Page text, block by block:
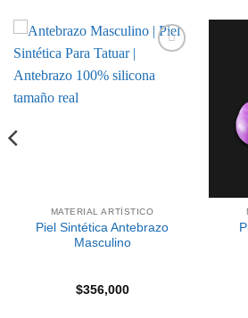
MATERIAL ARTÍSTICO
Piel Sintética Antebrazo
Masculino
$356,000